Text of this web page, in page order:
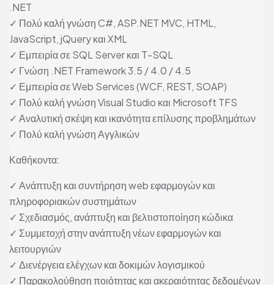
.NET
✓ Πολύ καλή γνώση C#, ASP.NET MVC, HTML,
JavaScript, jQuery και XML
✓ Εμπειρία σε SQL Server και T-SQL
✓ Γνώση .NET Framework 3.5 / 4.0 / 4.5
✓ Εμπειρία σε Web Services (WCF, REST, SOAP)
✓ Πολύ καλή γνώση Visual Studio και Microsoft TFS
✓ Αναλυτική σκέψη και ικανότητα επίλυσης προβλημάτων
✓ Πολύ καλή γνώση Αγγλικών
Καθήκοντα:
✓ Ανάπτυξη και συντήρηση web εφαρμογών και
πληροφοριακών συστημάτων
✓ Σχεδιασμός, ανάπτυξη και βελτιστοποίηση κώδικα
✓ Συμμετοχή στην ανάπτυξη νέων εφαρμογών και
λειτουργιών
✓ Διενέργεια ελέγχων και δοκιμών λογισμικού
✓ Παρακολούθηση ποιότητας και ακεραιότητας δεδομένων